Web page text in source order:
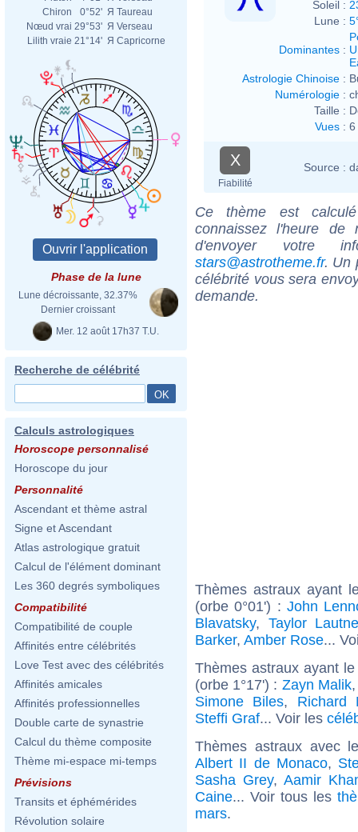
Chiron
0°52' Я Taureau
Nœud vrai 29°53' Я Verseau
Lilith vraie 21°14' Я Capricorne
Phase de la lune
Lune décroissante, 32.37%
Dernier croissant
Mer. 12 août 17h37 T.U.
Recherche de célébrité
Calculs astrologiques
Horoscope personnalisé
Horoscope du jour
Personnalité
Ascendant et thème astral
Signe et Ascendant
Atlas astrologique gratuit
Calcul de l'élément dominant
Les 360 degrés symboliques
Compatibilité
Compatibilité de couple
Affinités entre célébrités
Love Test avec des célébrités
Affinités amicales
Affinités professionnelles
Double carte de synastrie
Calcul du thème composite
Thème mi-espace mi-temps
Prévisions
Transits et éphémérides
Révolution solaire
Soleil :
Lune :
Dominantes :
Astrologie Chinoise :
Numérologie :
Taille :
Vues : 6
X
Fiabilité
Source :
Ce thème est
connaissez l'heure de
d'envoyer votre
stars@astrotheme.fr. Un
célébrité vous sera
demande.
Thèmes astraux ayant
(orbe 0°01') : John
Blavatsky, Taylor
Barker, Amber Rose...
Thèmes astraux ayant
(orbe 1°17') : Zayn Malik
Simone Biles, Richard
Steffi Graf... Voir les
Thèmes astraux avec
Albert II de Monaco,
Sasha Grey, Aamir
Caine... Voir tous les
mars.